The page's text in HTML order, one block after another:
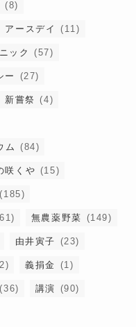
(8)
アースデイ (11)
ック (57)
ー (27)
新嘗祭 (4)
ム (84)
咲くや (15)
(185)
無農薬野菜 (149)
由井寅子 (23)
義捐金 (1)
(36) 講演 (90)